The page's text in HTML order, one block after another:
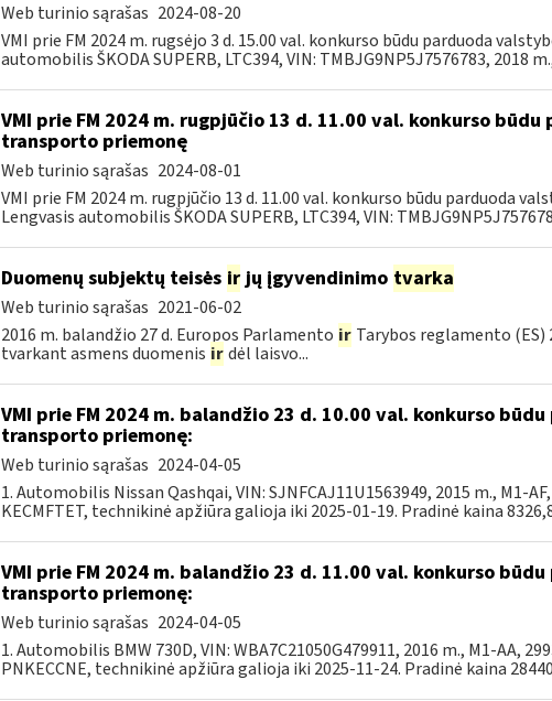
Web turinio sąrašas 2024-08-20
VMI prie FM 2024 m. rugsėjo 3 d. 15.00 val. konkurso būdu parduoda
automobilis ŠKODA SUPERB, LTC394, VIN: TMBJG9NP5J7576783, 2018
VMI prie FM 2024 m. rugpjūčio 13 d. 11.00 val. konkurso
transporto priemonę
Web turinio sąrašas 2024-08-01
VMI prie FM 2024 m. rugpjūčio 13 d. 11.00 val. konkurso būdu parduoda
Lengvasis automobilis ŠKODA SUPERB, LTC394, VIN:
Duomenų subjektų teisės irjų įgyvendinimo tvarka
Web turinio sąrašas 2021-06-02
2016 m. balandžio 27 d. Europos Parlamento ir Tarybos reglamento (ES)
tvarkant asmens duomenis ir dėl laisvo...
VMI prie FM 2024 m. balandžio 23 d. 10.00 val. konkurso
transporto priemonę:
Web turinio sąrašas 2024-04-05
1. Automobilis Nissan Qashqai, VIN: SJNFCAJ11U1563949, 2015 m., M1-
KECMFTET, technikinė apžiūra galioja iki 2025-01-19. Pradinė kaina
VMI prie FM 2024 m. balandžio 23 d. 11.00 val. konkurso
transporto priemonę:
Web turinio sąrašas 2024-04-05
1. Automobilis BMW 730D, VIN: WBA7C21050G479911, 2016 m., M1-AA,
PNKECCNE, technikinė apžiūra galioja iki 2025-11-24. Pradinė kaina